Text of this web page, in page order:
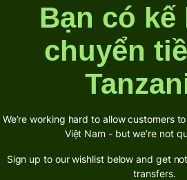
Bạn có kế
chuyển
We’re working hard to allow customers
Việt Nam - but we’re not
Sign up to our wishlist below and get
transfers.